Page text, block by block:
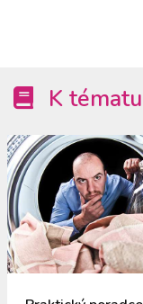
K tématu